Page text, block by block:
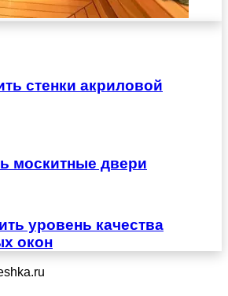
стенки акриловой
москитные двери
уровень качества
окон